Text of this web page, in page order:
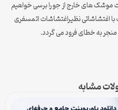
موشک های خارج از جو را برسی خواهیم
اغتشاشاتی نظیراغتشاشات اتمسفری
به خطای فرود می گردد.
مشابه